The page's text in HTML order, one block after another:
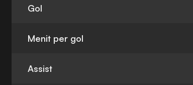
Gol
Menit per gol
Assist